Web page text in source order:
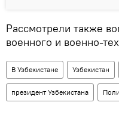
Рассмотрели также
военного и военно-
В Узбекистане Узбекистан
президент Узбекистана